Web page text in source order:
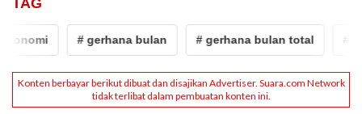
TAG
# gerhana bulan # gerhana bulan total #